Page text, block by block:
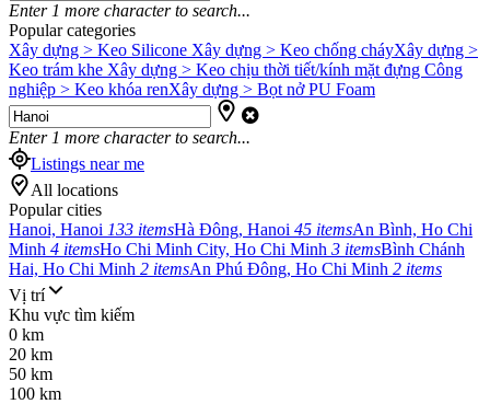
Enter 1 more character to search...
Popular categories
Xây dựng > Keo Silicone Xây dựng > Keo chống cháyXây dựng >
Keo trám khe Xây dựng > Keo chịu thời tiết/kính mặt đựng Công
nghiệp > Keo khóa renXây dựng > Bọt nở PU Foam
Enter 1 more character to search...
Listings near me
All locations
Popular cities
Hanoi, Hanoi 133 itemsHà Đông, Hanoi 45 itemsAn Bình, Ho Chi
Minh 4 itemsHo Chi Minh City, Ho Chi Minh 3 itemsBình Chánh
Hai, Ho Chi Minh 2 itemsAn Phú Đông, Ho Chi Minh 2 items
Vị trí
Khu vực tìm kiếm
0 km
20 km
50 km
100 km